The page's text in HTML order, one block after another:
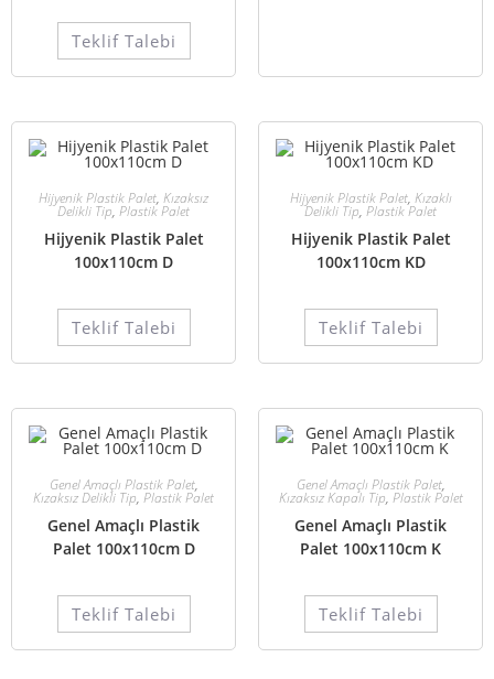
Teklif Talebi
Hijyenik Plastik Palet, Kızaksız
Delikli Tip, Plastik Palet
Hijyenik Plastik Palet
100x110cm D
Teklif Talebi
Hijyenik Plastik Palet, Kızaklı
Delikli Tip, Plastik Palet
Hijyenik Plastik Palet
100x110cm KD
Teklif Talebi
Genel Amaçlı Plastik Palet,
Kızaksız Delikli Tip, Plastik Palet
Genel Amaçlı Plastik
Palet 100x110cm D
Teklif Talebi
Genel Amaçlı Plastik Palet,
Kızaksız Kapalı Tip, Plastik Palet
Genel Amaçlı Plastik
Palet 100x110cm K
Teklif Talebi